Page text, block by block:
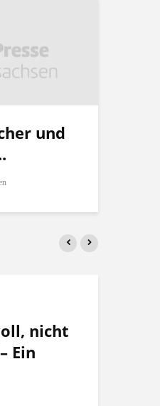
und
nicht
Ein